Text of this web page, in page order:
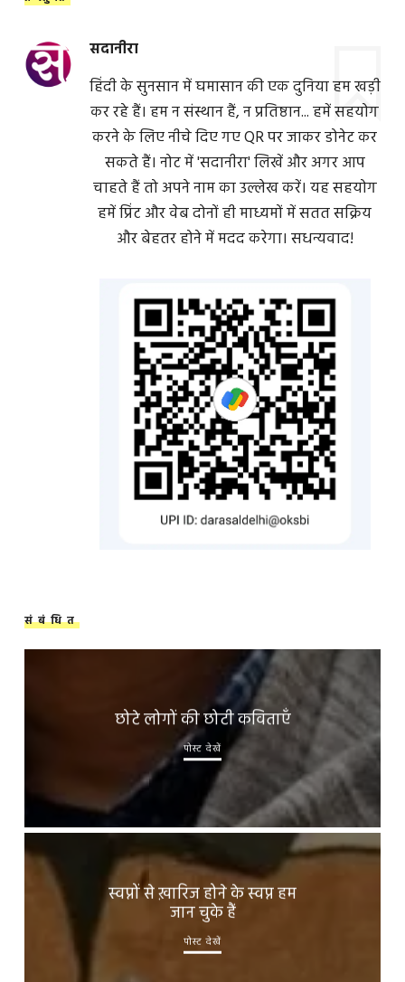
सदानीरा
हिंदी के सुनसान में घमासान की एक दुनिया हम खड़ी
कर रहे हैं। हम न संस्थान हैं, न प्रतिष्ठान... हमें सहयोग
करने के लिए नीचे दिए गए QR पर जाकर डोनेट कर
सकते हैं। नोट में 'सदानीरा' लिखें और अगर आप
चाहते हैं तो अपने नाम का उल्लेख करें। यह सहयोग
हमें प्रिंट और वेब दोनों ही माध्यमों में सतत सक्रिय
और बेहतर होने में मदद करेगा। सधन्यवाद!
संबंधित
छोटे लोगों की छोटी कविताएँ
पोस्ट देखें
स्वप्नों से ख़ारिज होने के स्वप्न हम
जान चुके हैं
पोस्ट देखें